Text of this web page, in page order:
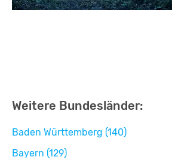
Weitere Bundesländer:
Baden Württemberg (140)
Bayern (129)